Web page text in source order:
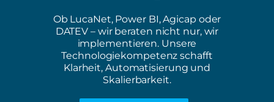
Ob LucaNet, Power BI, Agicap oder
DATEV – wir beraten nicht nur, wir
implementieren. Unsere
Technologiekompetenz schafft
Klarheit, Automatisierung und
Skalierbarkeit.